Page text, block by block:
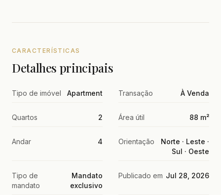
CARACTERÍSTICAS
Detalhes principais
Tipo de imóvel Apartment Transação À Venda
Quartos 2 Área útil 88 m²
Andar 4 Orientação
Norte · Leste ·
Sul · Oeste
Tipo de
mandato
Mandato
exclusivo
Publicado em Jul 28, 2026